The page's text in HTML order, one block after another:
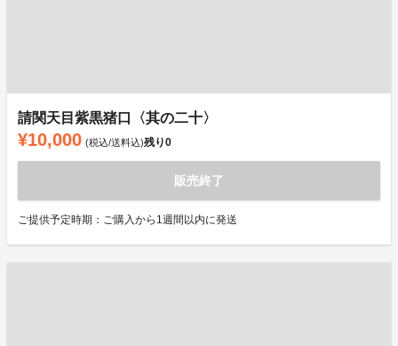
請関天目紫黒猪口〈其の二十〉
¥10,000 (税込/送料込)残り0
販売終了
ご提供予定時期：ご購入から1週間以内に発送